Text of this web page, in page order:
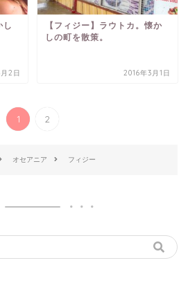
し
2日
【フィジー】ラウトカ。懐か
しの町を散策。
2016年3月1日
1 2
オセアニア フィジー